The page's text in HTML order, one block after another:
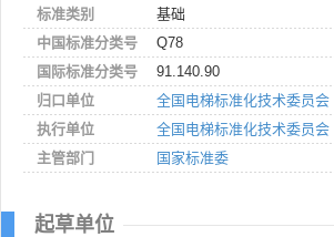
标准类别
基础
中国标准分类号
Q78
国际标准分类号
91.140.90
归口单位
全国电梯标准化技术委员会
执行单位
全国电梯标准化技术委员会
主管部门
国家标准委
起草单位